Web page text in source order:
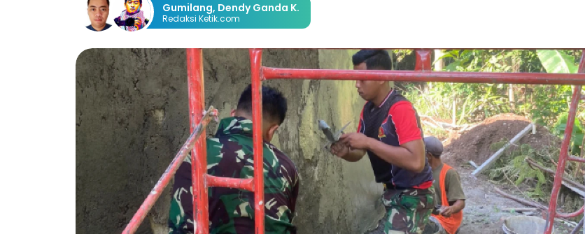
Gumilang, Dendy Ganda K.
Redaksi Ketik.com